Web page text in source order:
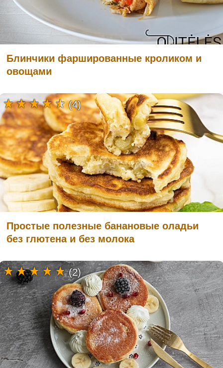
Блинчики фаршированные кроликом и
овощами
Простые полезные банановые оладьи
без глютена и без молока
(4)
(2)